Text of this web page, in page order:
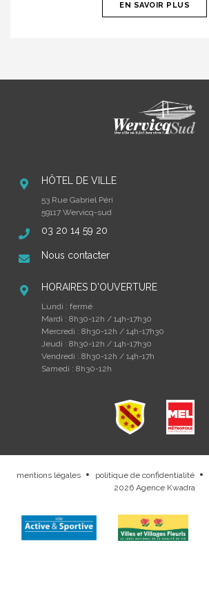
EN SAVOIR PLUS
HÔTEL DE VILLE
53 Rue Gabriel Péri
59117 Wervicq-sud
03 20 14 59 20
Nous contacter
HORAIRES D'OUVERTURE
Lundi : fermé
Mardi : 8h30-12h / 14h-17h30
Mercredi : 8h30-12h / 14h-17h30
Jeudi : 8h30-12h / 14h-17h30
Vendredi : 8h30-12h / 14h-17h
Samedi : 8h30-12h
mentions légales . politique de confidentialité .
2026 Agence Kwadra